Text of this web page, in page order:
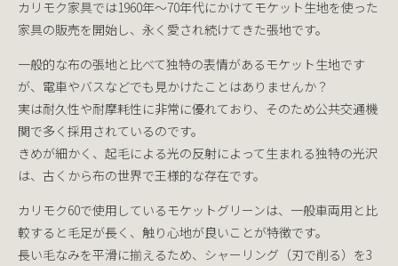
カリモク家具では1960年～70年代にかけてモケット生地を使った
家具の販売を開始し、 永く愛され続けてきた張地です。
一般的な布の張地と比べて独特の表情があるモケット生地です
が、電車やバスなどでも見かけたことはありませんか？
実は耐久性や耐摩耗性に非常に優れており、そのため公共交通機
関で多く採用されているのです。
きめが細かく、起毛による光の反射によって生まれる独特の光沢
は、古くから布の世界で王様的な存在です。
カリモク60で使用しているモケットグリーンは、一般車両用と比
較すると毛足が長く、触り心地が良いことが特徴です。
長い毛なみを平滑に揃えるため、シャーリング（刃で削る）を3